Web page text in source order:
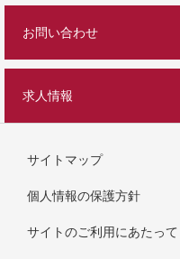
お問い合わせ
求人情報
サイトマップ
個人情報の保護方針
サイトのご利用にあたって